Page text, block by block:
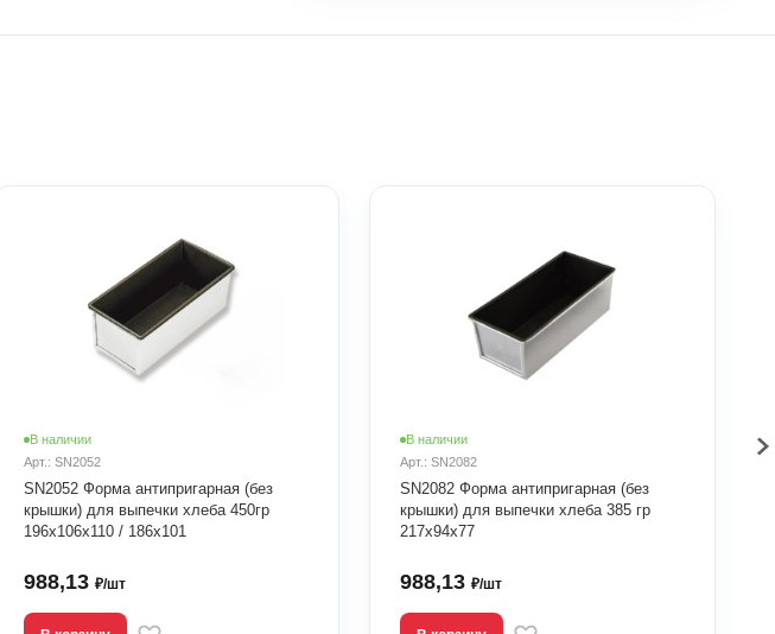
В наличии
Арт.: SN2052
SN2052 Форма антипригарная (без
крышки) для выпечки хлеба 450гр
196х106х110 / 186х101
988,13 ₽/шт
В наличии
Арт.: SN2082
SN2082 Форма антипригарная (без
крышки) для выпечки хлеба 385 гр
217х94х77
988,13 ₽/шт